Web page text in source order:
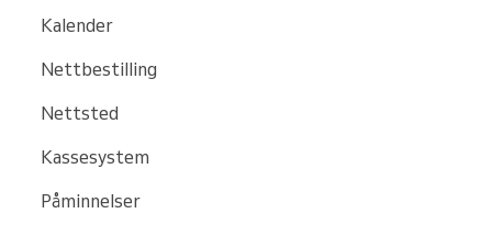
Kalender
Nettbestilling
Nettsted
Kassesystem
Påminnelser